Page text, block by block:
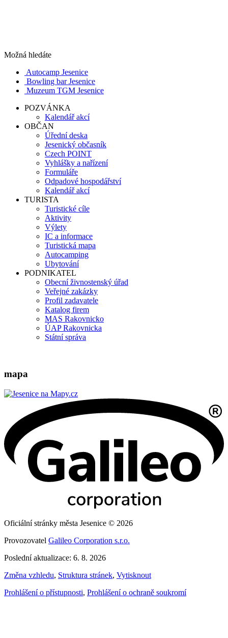
Možná hledáte
Autocamp Jesenice
Bowling bar Jesenice
Muzeum TGM Jesenice
POZVÁNKA
Kalendář akcí
OBČAN
Úřední deska
Jesenický občasník
Czech POINT
Vyhlášky a nařízení
Formuláře
Odpadové hospodářství
Kalendář akcí
TURISTA
Turistické cíle
Aktivity
Výlety
IC a informace
Turistická mapa
Autocamping
Ubytování
PODNIKATEL
Obecní živnostenský úřad
Veřejné zakázky
Profil zadavatele
Katalog firem
MAS Rakovnicko
ÚAP Rakovnicka
Státní správa
mapa
Oficiální stránky města Jesenice © 2026
Provozovatel Galileo Corporation s.r.o.
Poslední aktualizace: 6. 8. 2026
Změna vzhledu, Struktura stránek, Vytisknout
Prohlášení o přístupnosti, Prohlášení o ochraně soukromí